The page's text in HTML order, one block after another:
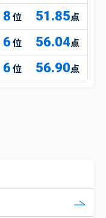
8 51.85点
6 56.04点
6 56.90点